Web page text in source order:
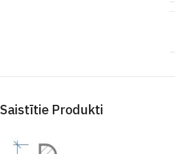
Saistītie Produkti